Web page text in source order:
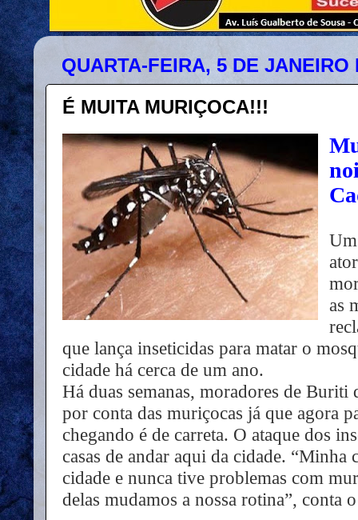
QUARTA-FEIRA, 5 DE JANEIRO
É MUITA MURIÇOCA!!!
as
que lança inseticidas para matar o
cidade há cerca de um ano.
Há duas semanas, moradores de
por conta das muriçocas já que agora
chegando é de carreta. O ataque dos
casas de andar aqui da cidade. “Minha
cidade e nunca tive problemas com
delas mudamos a nossa rotina”, conta